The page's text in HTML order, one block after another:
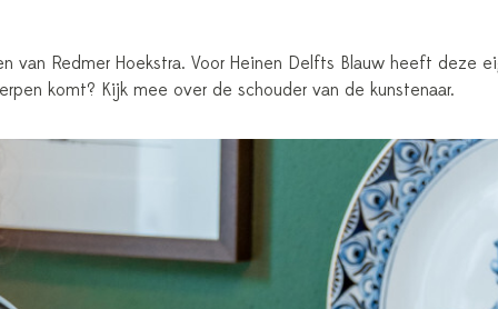
Redmer Hoekstra. Voor Heinen Delfts Blauw heeft deze
komt? Kijk mee over de schouder van de kunstenaar.